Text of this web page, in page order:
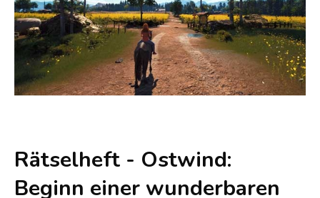
Rätselheft - Ostwind:
Beginn einer wunderbaren